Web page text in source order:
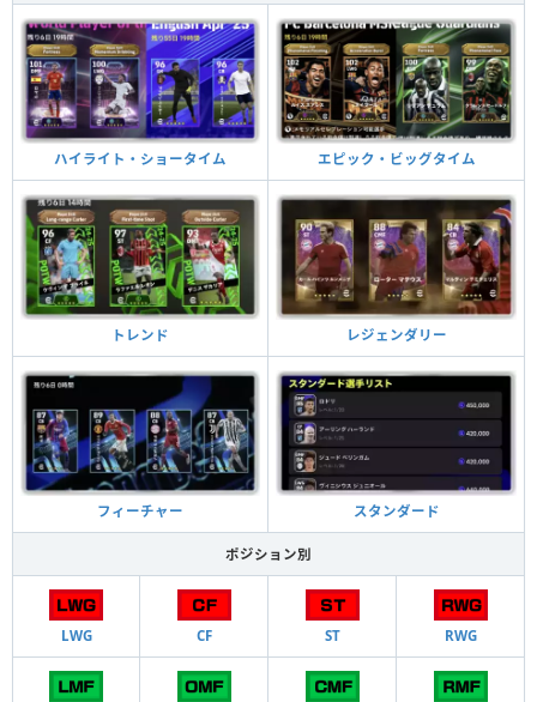
ハイライト・ショータイム エピック・ビッグタイム
トレンド レジェンダリー
フィーチャー スタンダード
ポジション別
LWG CF ST RWG